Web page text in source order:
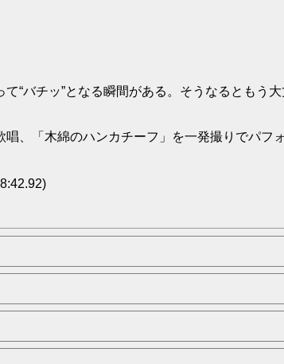
“バチッ”となる瞬間がある。そうなるとも
唱、「木綿のハンカチーフ」を一発撮りでパ